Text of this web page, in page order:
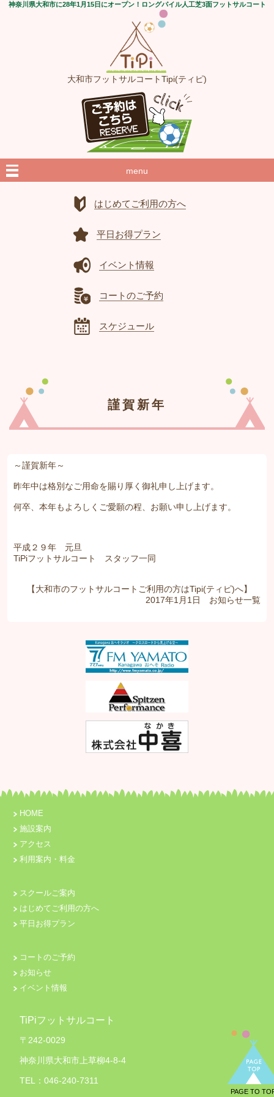
神奈川県大和市に28年1月15日にオープン！ロングパイル人工芝3面フットサルコート
大和市フットサルコートTipi(ティピ)
menu
はじめてご利用の方へ
平日お得プラン
イベント情報
コートのご予約
スケジュール
PAGE TO
謹賀新年
～謹賀新年～
昨年中は格別なご用命を賜り厚く御礼申し上げます。
何卒、本年もよろしくご愛願の程、お願い申し上げます。
平成２９年 元旦
TiPiフットサルコート スタッフ一同
【大和市のフットサルコートご利用の方はTipi(ティピ)へ】
2017年1月1日 お知らせ一覧
HOME
施設案内
アクセス
利用案内・料金
スクールご案内
はじめてご利用の方へ
平日お得プラン
コートのご予約
お知らせ
イベント情報
TiPiフットサルコート
〒242-0029
神奈川県大和市上草柳4-8-4
TEL：046-240-7311